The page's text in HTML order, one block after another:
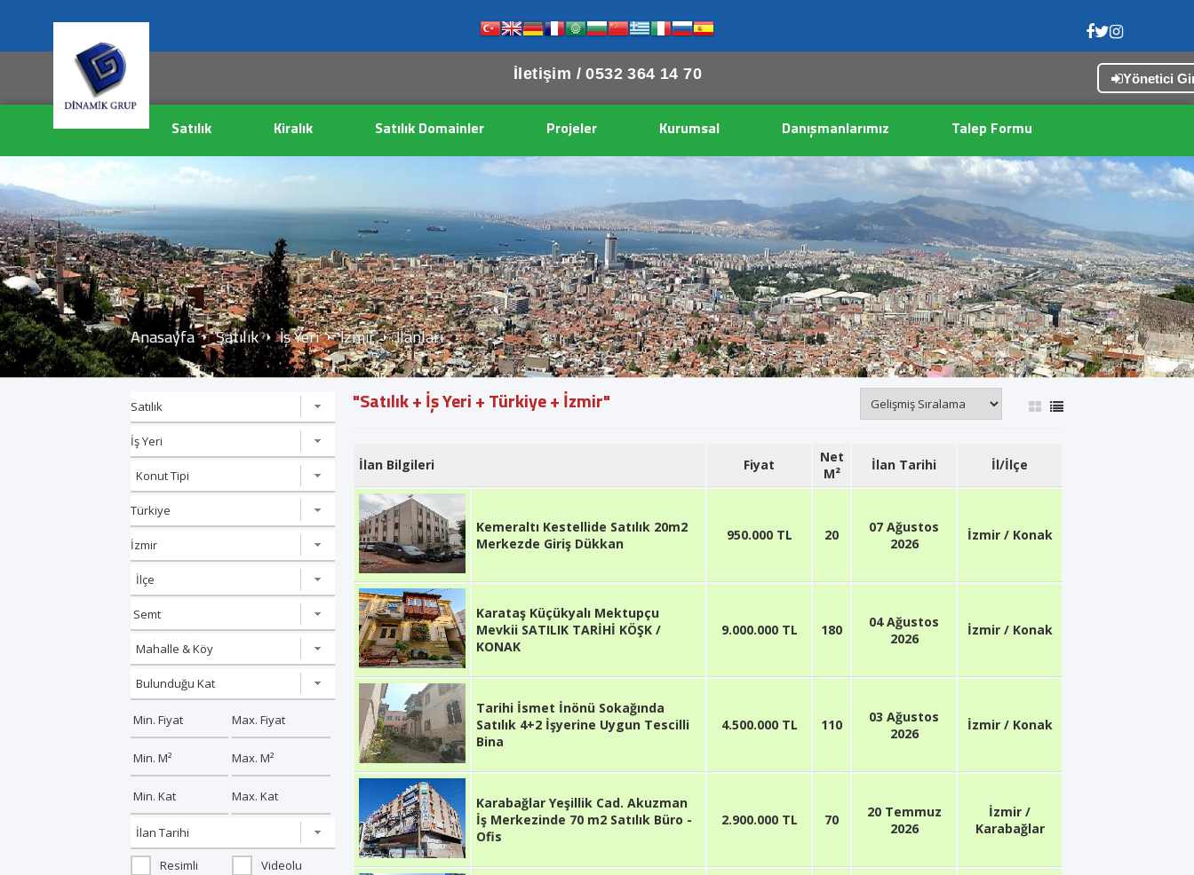
İletişim /0532 364 14 70 Yönetici
Satılık Kiralık Satılık Domainler Projeler Kurumsal Danışmanlarımız Talep Formu
Anasayfa Satılık İş Yeri İzmir İlanları
"Satılık + İş Yeri + Türkiye + İzmir"
İlan Bilgileri Fiyat
Net
M²
İlan Tarihi İl/İlçe
Kemeraltı Kestellide Satılık 20m2
Merkezde Giriş Dükkan
950.000 TL 20
07 Ağustos
2026
İzmir / Konak
Karataş Küçükyalı Mektupçu
Mevkii SATILIK TARİHİ KÖŞK /
KONAK
9.000.000 TL 180
04 Ağustos
2026
İzmir / Konak
Tarihi İsmet İnönü Sokağında
Satılık 4+2 İşyerine Uygun Tescilli
Bina
4.500.000 TL 110
03 Ağustos
2026
İzmir / Konak
Karabağlar Yeşillik Cad. Akuzman
İş Merkezinde 70 m2 Satılık Büro -
Ofis
2.900.000 TL 70
20 Temmuz
2026
İzmir /
Karabağlar
Resimli
Videolu